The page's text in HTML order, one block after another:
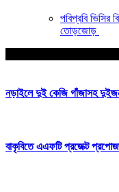
পবিপ্রবি ভিসির
তোড়জোড়
নড়াইলে দুই কেজি গাঁজাসহ
বাকৃবিতে এএফটি প্রজেক্ট